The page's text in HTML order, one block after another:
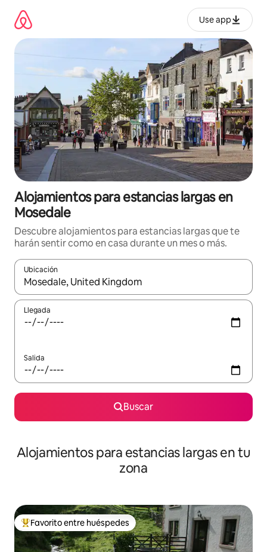
contenido
Use app
Alojamientos para estancias largas en
Mosedale
Descubre alojamientos para estancias largas que te
harán sentir como en casa durante un mes o más.
Ubicación
Cuando los resultados estén disponibles, podrás navegar
Llegada
Salida
Buscar
Alojamientos para estancias largas en tu
zona
De los mejores en Favorito entre huéspedes
Favorito entre huéspedes